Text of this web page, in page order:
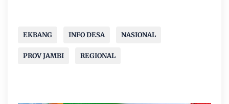
EKBANG INFO DESA NASIONAL
PROV JAMBI REGIONAL